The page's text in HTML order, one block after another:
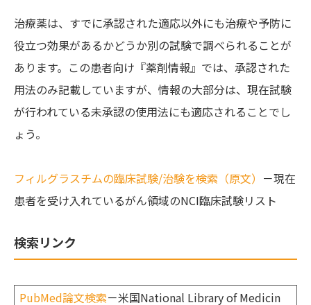
治療薬は、すでに承認された適応以外にも治療や予防に
役立つ効果があるかどうか別の試験で調べられることが
あります。この患者向け『薬剤情報』では、承認された
用法のみ記載していますが、情報の大部分は、現在試験
が行われている未承認の使用法にも適応されることでし
ょう。
フィルグラスチムの臨床試験/治験を検索（原文） －現在
患者を受け入れているがん領域のNCI臨床試験リスト
検索リンク
PubMed論文検索－米国National Library of Medicin